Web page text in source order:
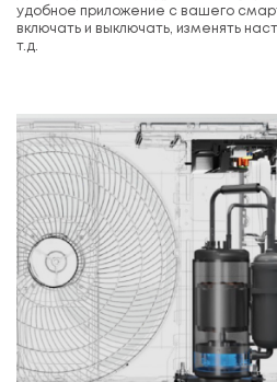
удобное приложение с вашего
включать и выключать, изменять
т.д.